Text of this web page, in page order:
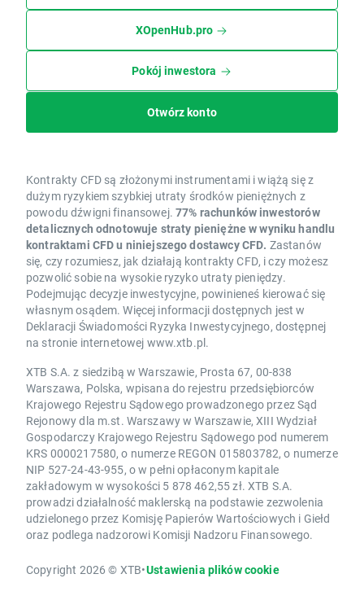
XOpenHub.pro
Pokój inwestora
Otwórz konto
Kontrakty CFD są złożonymi instrumentami i wiążą się z
dużym ryzykiem szybkiej utraty środków pieniężnych z
powodu dźwigni finansowej. 77% rachunków inwestorów
detalicznych odnotowuje straty pieniężne w wyniku handlu
kontraktami CFD u niniejszego dostawcy CFD. Zastanów
się, czy rozumiesz, jak działają kontrakty CFD, i czy możesz
pozwolić sobie na wysokie ryzyko utraty pieniędzy.
Podejmując decyzje inwestycyjne, powinieneś kierować się
własnym osądem. Więcej informacji dostępnych jest w
Deklaracji Świadomości Ryzyka Inwestycyjnego, dostępnej
na stronie internetowej www.xtb.pl.
XTB S.A. z siedzibą w Warszawie, Prosta 67, 00-838
Warszawa, Polska, wpisana do rejestru przedsiębiorców
Krajowego Rejestru Sądowego prowadzonego przez Sąd
Rejonowy dla m.st. Warszawy w Warszawie, XIII Wydział
Gospodarczy Krajowego Rejestru Sądowego pod numerem
KRS 0000217580, o numerze REGON 015803782, o numerze
NIP 527-24-43-955, o w pełni opłaconym kapitale
zakładowym w wysokości 5 878 462,55 zł. XTB S.A.
prowadzi działalność maklerską na podstawie zezwolenia
udzielonego przez Komisję Papierów Wartościowych i Giełd
oraz podlega nadzorowi Komisji Nadzoru Finansowego.
Copyright 2026 © XTB•Ustawienia plików cookie